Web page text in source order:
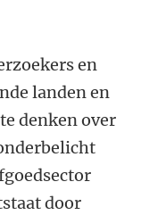
en
landen en
denken over
door